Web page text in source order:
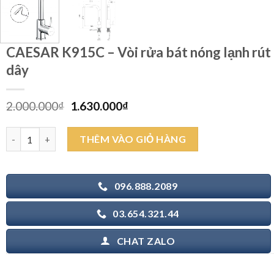
CAESAR K915C – Vòi rửa bát nóng lạnh rút
dây
2.000.000₫ Giá
là:
2.000.000₫.
1.630.000₫Giá
tại
là:
1.630.000₫.
CAESAR K915C - Vòi rửa bát nóng lạnh rút dây số lượng
THÊM VÀO GIỎ HÀNG
096.888.2089
03.654.321.44
CHAT ZALO